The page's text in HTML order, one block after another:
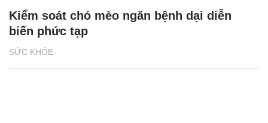
SỨC KHỎE
Kiểm soát chó mèo ngăn bệnh dại diễn
biến phức tạp